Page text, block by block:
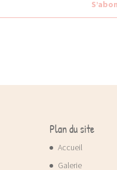
Plan du site
Accueil
Galerie